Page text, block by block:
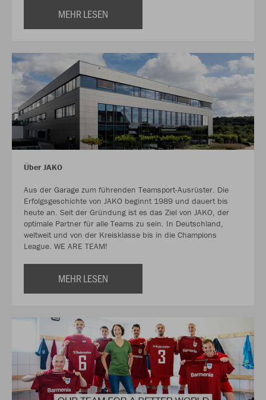
MEHR LESEN
Über JAKO
Aus der Garage zum führenden Teamsport-Ausrüster. Die
Erfolgsgeschichte von JAKO beginnt 1989 und dauert bis
heute an. Seit der Gründung ist es das Ziel von JAKO, der
optimale Partner für alle Teams zu sein. In Deutschland,
weltweit und von der Kreisklasse bis in die Champions
League. WE ARE TEAM!
MEHR LESEN